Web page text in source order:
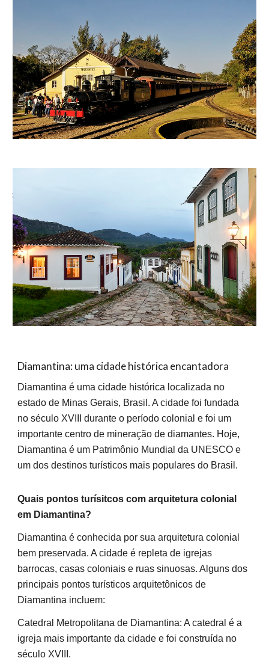
Diamantina: uma cidade histórica encantadora
Diamantina é uma cidade histórica localizada no
estado de Minas Gerais, Brasil. A cidade foi fundada
no século XVIII durante o período colonial e foi um
importante centro de mineração de diamantes. Hoje,
Diamantina é um Patrimônio Mundial da UNESCO e
um dos destinos turísticos mais populares do Brasil.
Quais pontos turísitcos com arquitetura colonial
em Diamantina?
Diamantina é conhecida por sua arquitetura colonial
bem preservada. A cidade é repleta de igrejas
barrocas, casas coloniais e ruas sinuosas. Alguns dos
principais pontos turísticos arquitetônicos de
Diamantina incluem:
Catedral Metropolitana de Diamantina: A catedral é a
igreja mais importante da cidade e foi construída no
século XVIII.